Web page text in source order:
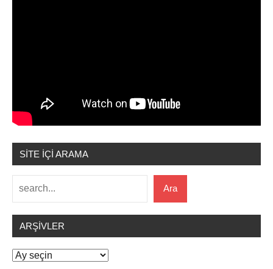
SİTE İÇİ ARAMA
Ara
ARŞIVLER
Arşivler